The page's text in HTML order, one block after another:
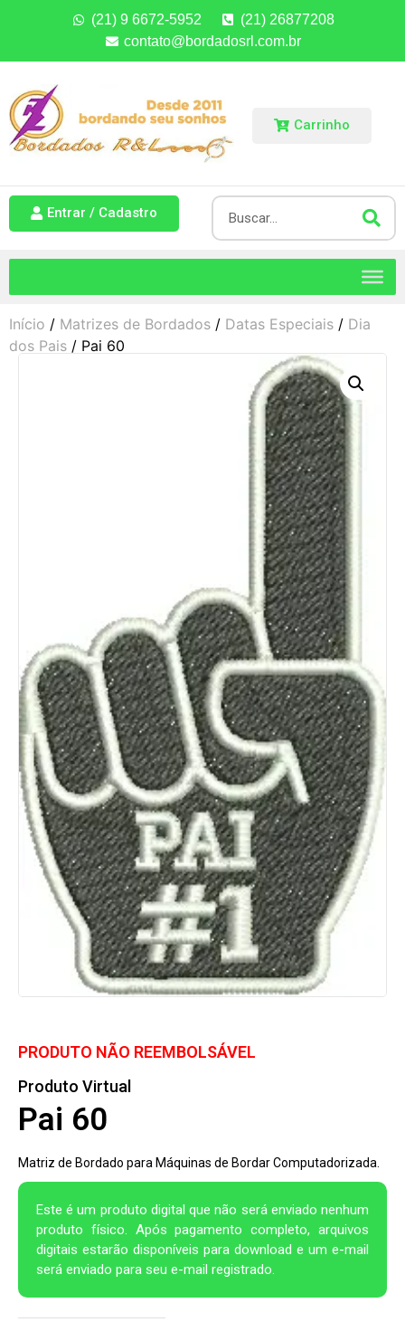
(21) 9 6672-5952
(21) 26877208
contato@bordadosrl.com.br
Carrinho
Entrar / Cadastro
Início / Matrizes de Bordados / Datas Especiais / Dia
dos Pais / Pai 60
PRODUTO NÃO REEMBOLSÁVEL
Produto Virtual
Pai 60
Matriz de Bordado para Máquinas de Bordar Computadorizada.
Este é um produto digital que não será enviado nenhum
produto físico. Após pagamento completo, arquivos
digitais estarão disponíveis para download e um e-mail
será enviado para seu e-mail registrado.